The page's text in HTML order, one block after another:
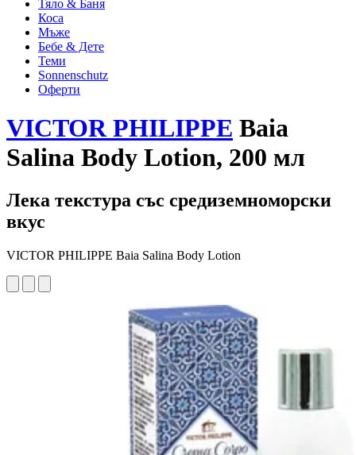
Тяло & Баня
Коса
Мъже
Бебе & Дете
Теми
Sonnenschutz
Оферти
VICTOR PHILIPPE Baia
Salina Body Lotion, 200 мл
Лека текстура със средиземноморски
вкус
VICTOR PHILIPPE Baia Salina Body Lotion